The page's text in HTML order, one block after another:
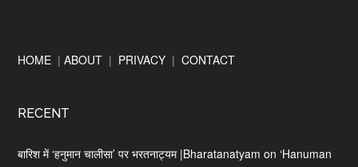
Footer
HOME |ABOUT | PRIVACY |CONTACT
RECENT
बारिश में ‘हनुमान चालीसा’ पर भरतनाट्यम |Bharatanatyam on ‘Hanuman